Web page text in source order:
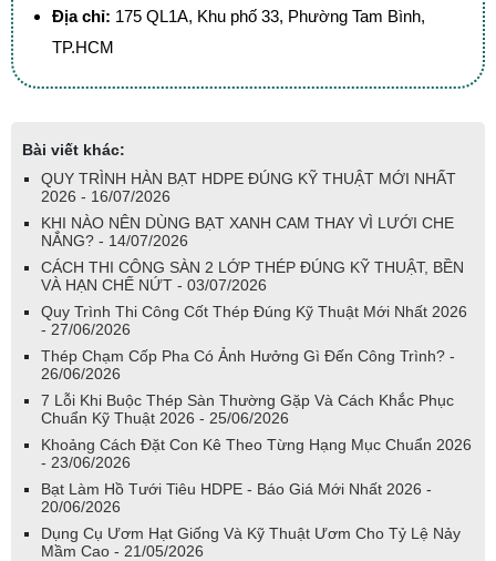
Địa chỉ: 175 QL1A, Khu phố 33, Phường Tam Bình,
TP.HCM
Bài viết khác:
QUY TRÌNH HÀN BẠT HDPE ĐÚNG KỸ THUẬT MỚI NHẤT
2026 - 16/07/2026
KHI NÀO NÊN DÙNG BẠT XANH CAM THAY VÌ LƯỚI CHE
NẮNG? - 14/07/2026
CÁCH THI CÔNG SÀN 2 LỚP THÉP ĐÚNG KỸ THUẬT, BỀN
VÀ HẠN CHẾ NỨT - 03/07/2026
Quy Trình Thi Công Cốt Thép Đúng Kỹ Thuật Mới Nhất 2026
- 27/06/2026
Thép Chạm Cốp Pha Có Ảnh Hưởng Gì Đến Công Trình? -
26/06/2026
7 Lỗi Khi Buộc Thép Sàn Thường Gặp Và Cách Khắc Phục
Chuẩn Kỹ Thuật 2026 - 25/06/2026
Khoảng Cách Đặt Con Kê Theo Từng Hạng Mục Chuẩn 2026
- 23/06/2026
Bạt Làm Hồ Tưới Tiêu HDPE - Báo Giá Mới Nhất 2026 -
20/06/2026
Dụng Cụ Ươm Hạt Giống Và Kỹ Thuật Ươm Cho Tỷ Lệ Nảy
Mầm Cao - 21/05/2026